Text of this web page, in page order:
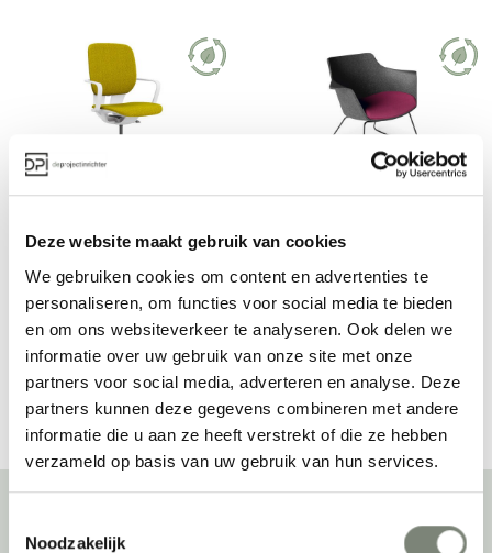
Deze website maakt gebruik van cookies
We gebruiken cookies om content en advertenties te
personaliseren, om functies voor social media te bieden
en om ons websiteverkeer te analyseren. Ook delen we
informatie over uw gebruik van onze site met onze
partners voor social media, adverteren en analyse. Deze
partners kunnen deze gegevens combineren met andere
informatie die u aan ze heeft verstrekt of die ze hebben
verzameld op basis van uw gebruik van hun services.
Noodzakelijk
Bekijk alles van Klober